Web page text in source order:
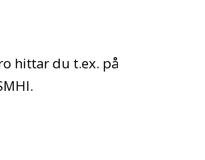
hittar du t.ex. på